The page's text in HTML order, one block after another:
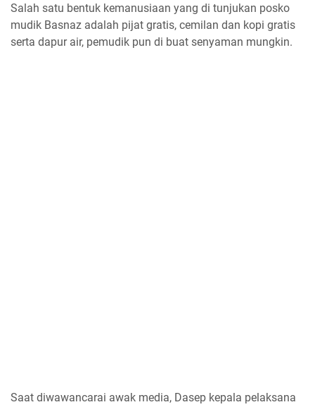
Salah satu bentuk kemanusiaan yang di tunjukan posko
mudik Basnaz adalah pijat gratis, cemilan dan kopi gratis
serta dapur air, pemudik pun di buat senyaman mungkin.
Saat diwawancarai awak media, Dasep kepala pelaksana